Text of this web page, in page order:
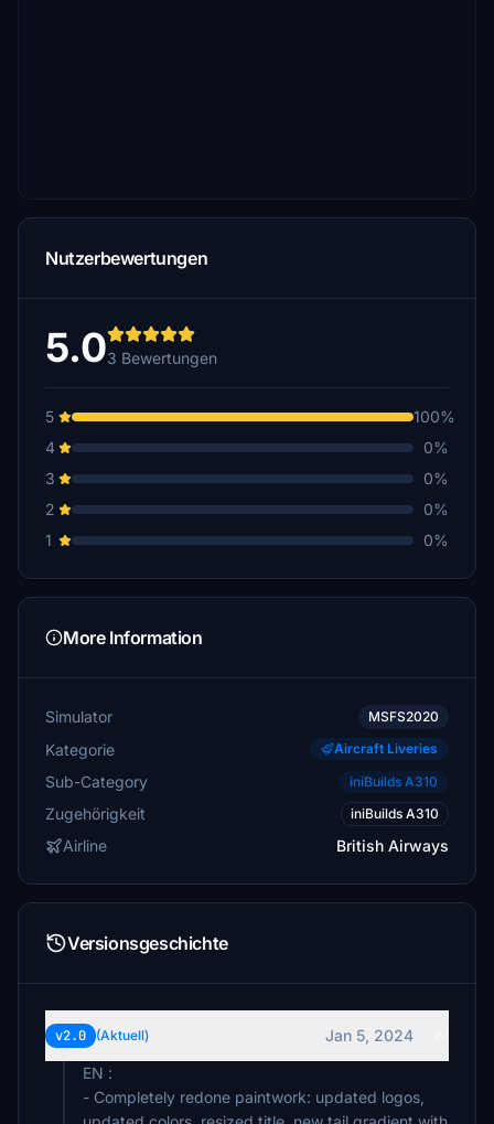
Nutzerbewertungen
5.03 Bewertungen
5
100%
4
0%
3
0%
2
0%
1
0%
More Information
Simulator MSFS2020
Kategorie Aircraft Liveries
Sub-Category iniBuilds A310
Zugehörigkeit iniBuilds A310
Airline British Airways
Versionsgeschichte
v2.0 (Aktuell)
Jan 5, 2024
EN :
- Completely redone paintwork: updated logos,